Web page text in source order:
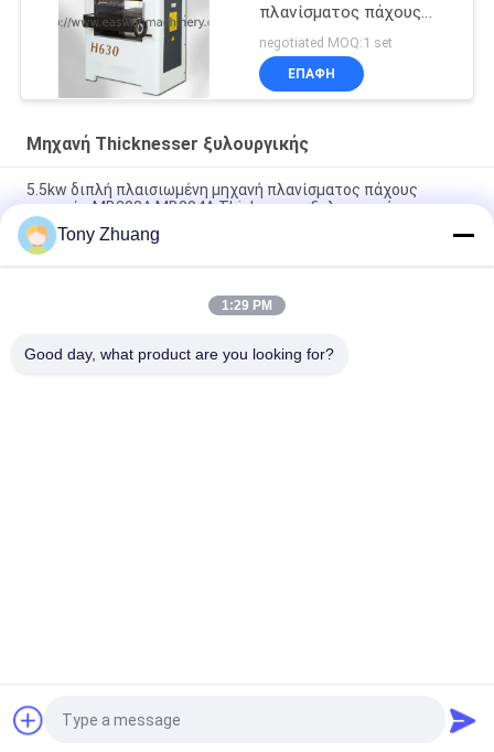
πλανίσματος πάχους
W630mm ξύλινη
negotiated MOQ:1 set
ΕΠΑΦΉ
Μηχανή Thicknesser ξυλουργικής
5.5kw διπλή πλαισιωμένη μηχανή πλανίσματος πάχους
μηχανών MB203A MB204A Thicknesser ξυλουργικής
ξύλινη μηχανή πλανίσματος 15.2m/Min MB1010E MB1013E
και ενιαία πλευρά Thicknesser
Λοξότμηση Jointer μηχανών Thicknesser ξυλουργικής
Αίτηση κράτησης
Tony Zhuang
1:29 PM
Good day, what product are you looking for?